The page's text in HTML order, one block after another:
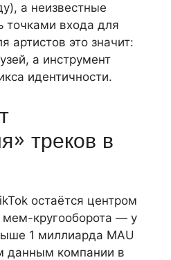
а неизвестные
точками входа для
артистов это значит:
а инструмент
идентичности.
треков в
остаётся центром
мем-кругооборота — у
1 миллиарда MAU
данным компании в